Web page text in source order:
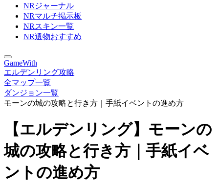
NRジャーナル
NRマルチ掲示板
NRスキン一覧
NR遺物おすすめ
GameWith
エルデンリング攻略
全マップ一覧
ダンジョン一覧
モーンの城の攻略と行き方｜手紙イベントの進め方
【エルデンリング】モーンの
城の攻略と行き方｜手紙イベ
ントの進め方